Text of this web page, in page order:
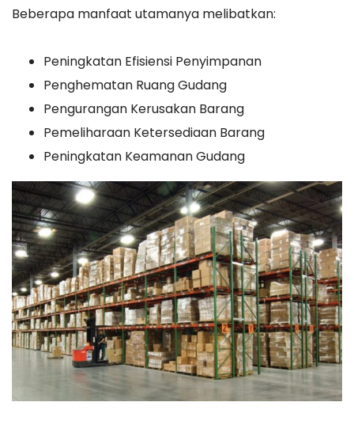
Beberapa manfaat utamanya melibatkan:
Peningkatan Efisiensi Penyimpanan
Penghematan Ruang Gudang
Pengurangan Kerusakan Barang
Pemeliharaan Ketersediaan Barang
Peningkatan Keamanan Gudang